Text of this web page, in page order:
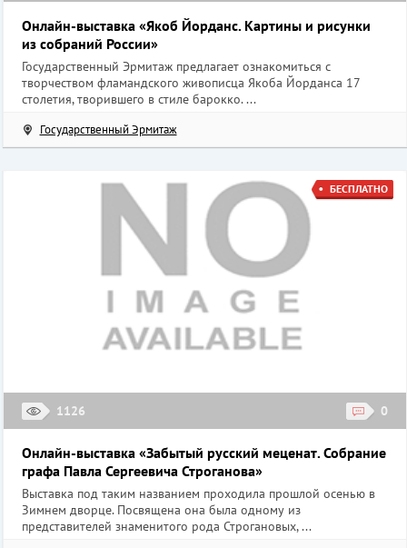
Онлайн-выставка «Якоб Йорданс. Картины и рисунки
из собраний России»
Государственный Эрмитаж предлагает ознакомиться с
творчеством фламандского живописца Якоба Йорданса 17
столетия, творившего в стиле барокко. ...
Государственный Эрмитаж
1126 0
БЕСПЛАТНО
Онлайн-выставка «Забытый русский меценат. Собрание
графа Павла Сергеевича Строганова»
Выставка под таким названием проходила прошлой осенью в
Зимнем дворце. Посвящена она была одному из
представителей знаменитого рода Строгановых, ...